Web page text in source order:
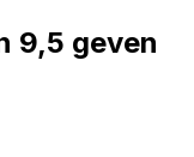
9,5 geven